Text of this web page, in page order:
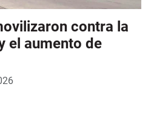
contra la
el aumento de